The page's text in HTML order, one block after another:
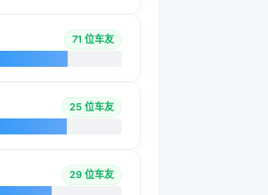
71 位车友
25 位车友
29 位车友